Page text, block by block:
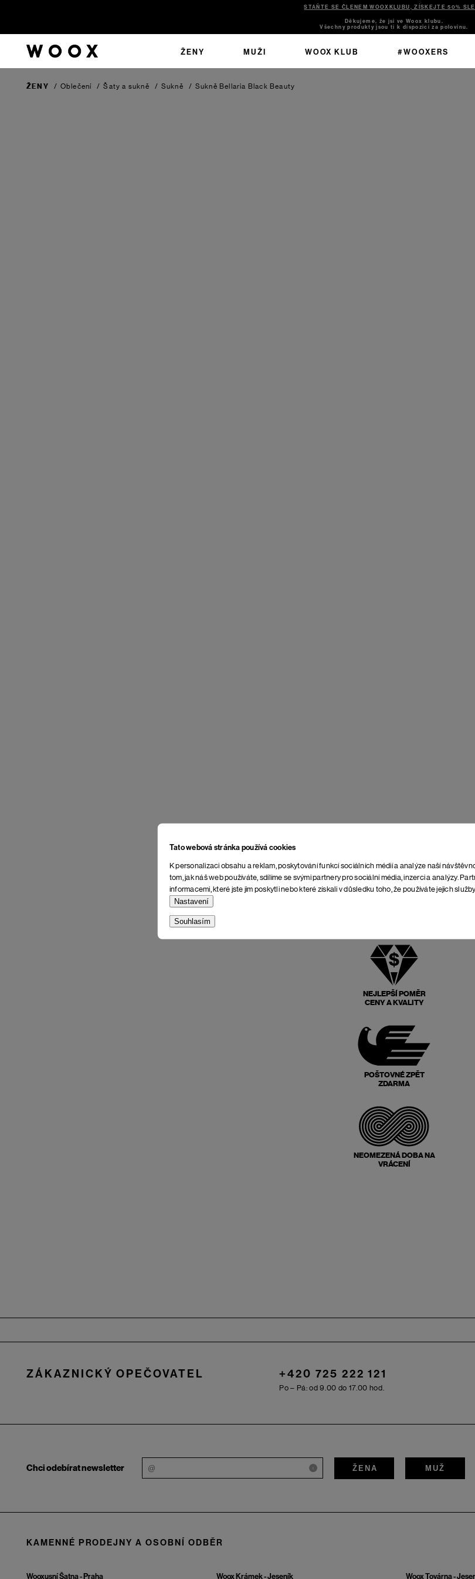
Tato webová stránka používá cookies
K personalizaci obsahu a reklam, poskytování funkcí sociálních médií a analýze naší
tom, jak náš web používáte, sdílíme se svými partnery pro sociální média, inzerci a analýzy.
informacemi, které jste jim poskytli nebo které získali v důsledku toho, že používáte jejich
Nastavení
Souhlasím
STAŇTE SE ČLENEM WOOXKLUBU, ZÍSKEJTE 50%
Děkujeme, že jsi ve Woox klubu.
Všechny produkty jsou ti k dispozici za polovinu.
ŽENY MUŽI WOOX KLUB #WOOXERS
ŽENY / Oblečení / Šaty a sukně / Sukně / Sukně Bellaria Black Beauty
NEJLEPŠÍ POMĚR
CENY A KVALITY
POŠTOVNÉ ZPĚT
ZDARMA
NEOMEZENÁ DOBA NA
VRÁCENÍ
ZÁKAZNICKÝ OPEČOVATEL +420 725 222 121
Po – Pá: od 9.00 do 17.00 hod.
Chci odebírat newsletter i ŽENA MUŽ
KAMENNÉ PRODEJNY A OSOBNÍ ODBĚR
Wooxusní Šatna - Praha Woox Krámek - Jeseník Woox Továrna -